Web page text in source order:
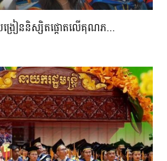
រៀននិស្សិតផ្តោតលើគុណភ...